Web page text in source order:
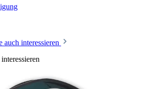
auch interessieren